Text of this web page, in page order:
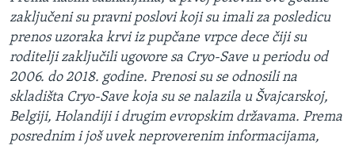
zaključeni su pravni poslovi koji su imali za posledicu
prenos uzoraka krvi iz pupčane vrpce dece čiji su
roditelji zaključili ugovore sa Cryo-Save u periodu od
2006. do 2018. godine. Prenosi su se odnosili na
skladišta Cryo-Save koja su se nalazila u Švajcarskoj,
Belgiji, Holandiji i drugim evropskim državama. Prema
posrednim i još uvek neproverenim informacijama,